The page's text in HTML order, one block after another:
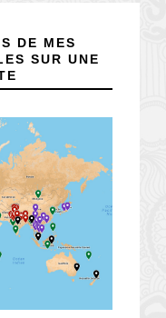
DE MES
SUR UNE